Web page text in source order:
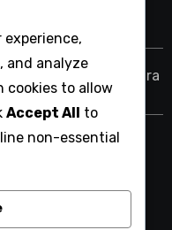
Beneficios para
Cobertura
de Streaming
experience,
and analyze
cookies to allow
Accept All to
non-essential